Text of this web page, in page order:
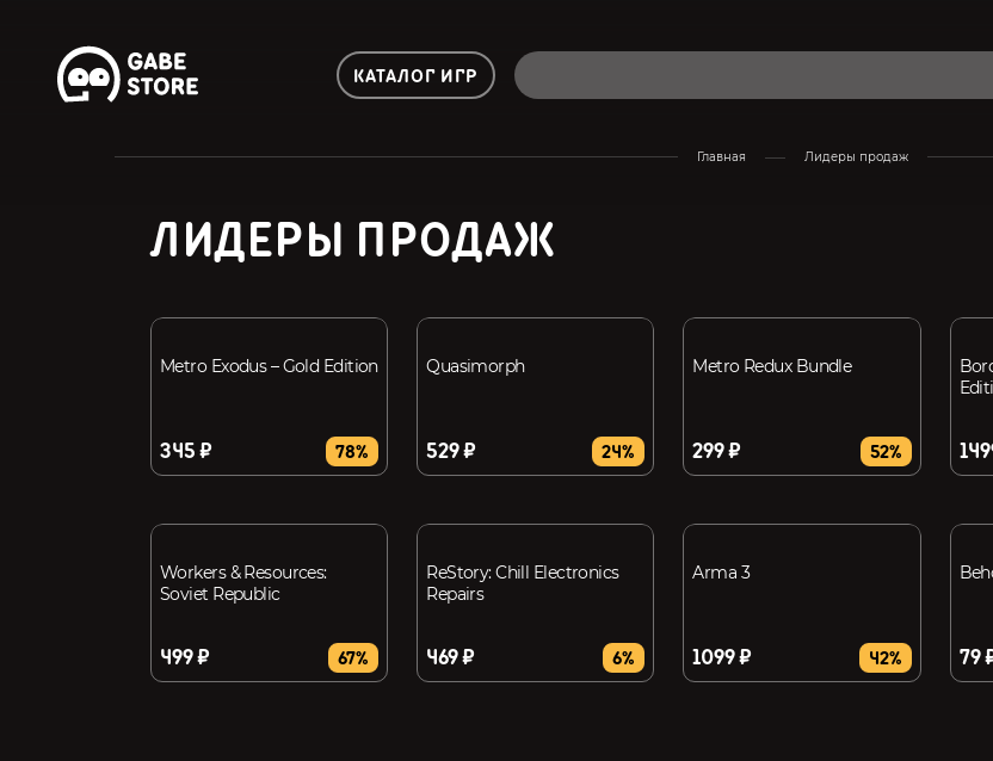
КАТАЛОГ ИГР
Главная Лидеры продаж
ЛИДЕРЫ ПРОДАЖ
Metro Exodus – Gold Edition
345 ₽ 78%
Quasimorph
529 ₽ 24%
Metro Redux Bundle
299 ₽ 52%
Workers & Resources:
Soviet Republic
499 ₽ 67%
ReStory: Chill Electronics
Repairs
469 ₽ 6%
Arma 3
1099 ₽ 42% 79